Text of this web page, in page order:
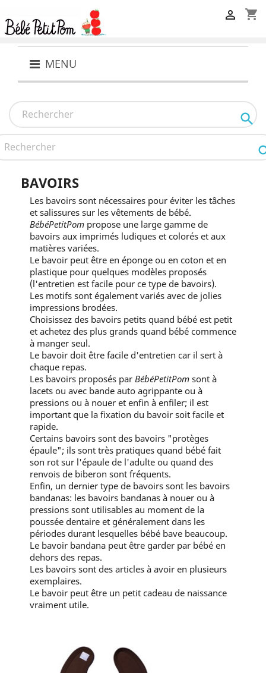
shopping_cart

MENU

BAVOIRS
Les bavoirs sont nécessaires pour éviter les tâches
et salissures sur les vêtements de bébé.
BébéPetitPom propose une large gamme de
bavoirs aux imprimés ludiques et colorés et aux
matières variées.
Le bavoir peut être en éponge ou en coton et en
plastique pour quelques modèles proposés
(l'entretien est facile pour ce type de bavoirs).
Les motifs sont également variés avec de jolies
impressions brodées.
Choisissez des bavoirs petits quand bébé est petit
et achetez des plus grands quand bébé commence
à manger seul.
Le bavoir doit être facile d'entretien car il sert à
chaque repas.
Les bavoirs proposés par BébéPetitPom sont à
lacets ou avec bande auto agrippante ou à
pressions ou à nouer et enfin à enfiler; il est
important que la fixation du bavoir soit facile et
rapide.
Certains bavoirs sont des bavoirs "protèges
épaule"; ils sont très pratiques quand bébé fait
son rot sur l'épaule de l'adulte ou quand des
renvois de biberon sont fréquents.
Enfin, un dernier type de bavoirs sont les bavoirs
bandanas: les bavoirs bandanas à nouer ou à
pressions sont utilisables au moment de la
poussée dentaire et généralement dans les
périodes durant lesquelles bébé bave beaucoup.
Le bavoir bandana peut être garder par bébé en
dehors des repas.
Les bavoirs sont des articles à avoir en plusieurs
exemplaires.
Le bavoir peut être un petit cadeau de naissance
vraiment utile.